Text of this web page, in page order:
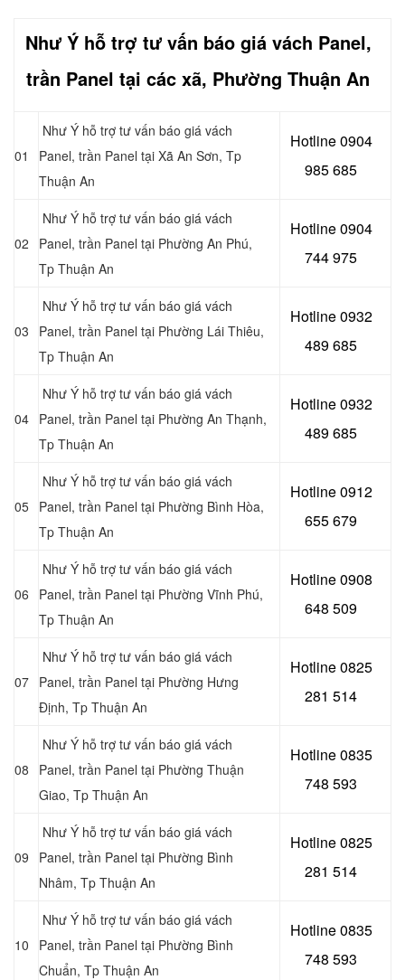
Như Ý hỗ trợ tư vấn báo giá vách Panel,
trần Panel tại các xã, Phường Thuận An
01
Như Ý hỗ trợ tư vấn báo giá vách
Panel, trần Panel tại Xã An Sơn, Tp
Thuận An
Hotline 0904
985 685
02
Như Ý hỗ trợ tư vấn báo giá vách
Panel, trần Panel tại Phường An Phú,
Tp Thuận An
Hotline 0904
744 975
03
Như Ý hỗ trợ tư vấn báo giá vách
Panel, trần Panel tại Phường Lái Thiêu,
Tp Thuận An
Hotline 0932
489 685
04
Như Ý hỗ trợ tư vấn báo giá vách
Panel, trần Panel tại Phường An Thạnh,
Tp Thuận An
Hotline 0932
489 685
05
Như Ý hỗ trợ tư vấn báo giá vách
Panel, trần Panel tại Phường Bình Hòa,
Tp Thuận An
Hotline 0912
655 679
06
Như Ý hỗ trợ tư vấn báo giá vách
Panel, trần Panel tại Phường Vĩnh Phú,
Tp Thuận An
Hotline 0908
648 509
07
Như Ý hỗ trợ tư vấn báo giá vách
Panel, trần Panel tại Phường Hưng
Định, Tp Thuận An
Hotline 0825
281 514
08
Như Ý hỗ trợ tư vấn báo giá vách
Panel, trần Panel tại Phường Thuận
Giao, Tp Thuận An
Hotline 0835
748 593
09
Như Ý hỗ trợ tư vấn báo giá vách
Panel, trần Panel tại Phường Bình
Nhâm, Tp Thuận An
Hotline 0825
281 514
10
Như Ý hỗ trợ tư vấn báo giá vách
Panel, trần Panel tại Phường Bình
Chuẩn, Tp Thuận An
Hotline 0835
748 593